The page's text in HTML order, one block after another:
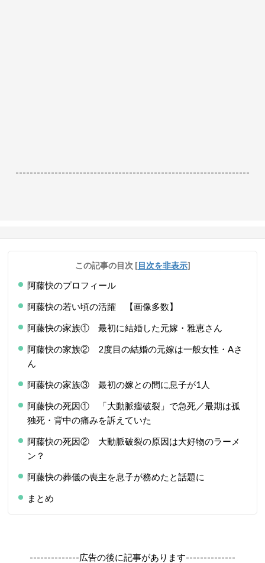
------------------------------------------------------------------
この記事の目次 [目次を非表示]
阿藤快のプロフィール
阿藤快の若い頃の活躍 【画像多数】
阿藤快の家族① 最初に結婚した元嫁・雅恵さん
阿藤快の家族② 2度目の結婚の元嫁は一般女性・Aさ
ん
阿藤快の家族③ 最初の嫁との間に息子が1人
阿藤快の死因① 「大動脈瘤破裂」で急死／最期は孤
独死・背中の痛みを訴えていた
阿藤快の死因② 大動脈破裂の原因は大好物のラーメ
ン？
阿藤快の葬儀の喪主を息子が務めたと話題に
まとめ
--------------広告の後に記事があります--------------